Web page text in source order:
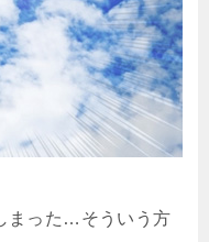
まった…そういう方